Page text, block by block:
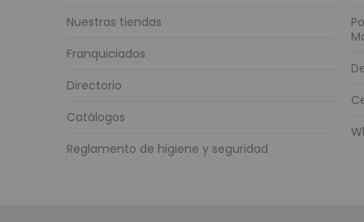
Nuestras tiendas
Franquiciados
Directorio
Catálogos
Reglamento de higiene y seguridad